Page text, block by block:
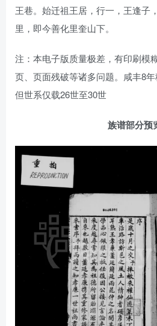
王巷。始迁祖王居，行一，王逢子
里，即今善化里奎山下。
注：本电子版质量极差，有印刷模
页、页面残破等诸多问题。咸丰8
但世系仅载26世至30世
族谱部分预